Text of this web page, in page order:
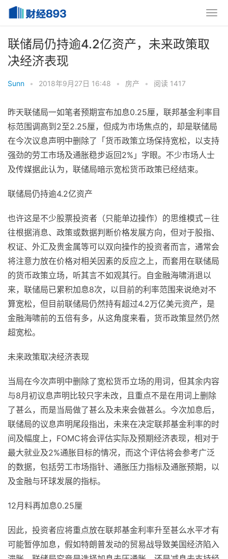
联储局仍持逾4.2亿资产，未来政策取
决经济表现
Sunn • 2018年9月27日 16:48 • 房产 • 阅读 1417
昨天联储局一如笔者预期宣布加息0.25厘，联邦基金利率目
标范围调高到2至2.25厘，但成为市场焦点的，却是联储局
在今次议息声明中删除了「货币政策立场保持宽松，以支持
强劲的劳工市场及通胀稳步返回2%」字眼。不少市场人士
及传媒据此认为，联储局暗示宽松货币政策已经结束。
联储局仍持逾4.2亿资产
也许这是不少股票投资者（只能单边操作）的思维模式－往
往根据消息、政策或数据判断价格发展方向，但对于股指、
权证、外汇及贵金属等可以双向操作的投资者而言，通常会
将注意力放在价格对相关因素的反应之上，而套用在联储局
的货币政策立场，听其言不如观其行。自金融海啸消退以
来，联储局已累积加息8次，以目前的利率范围来说绝对不
算宽松，但目前联储局仍然持有超过4.2万亿美元资产，是
金融海啸前的五倍有多，从这角度来看，货币政策显然仍然
超宽松。
未来政策取决经济表现
当局在今次声明中删除了宽松货币立场的用词，但其余内容
与8月初议息声明比较只字未改，且重点不是在用词上删除
了甚么，而是当局做了甚么及未来会做甚么。今次加息后，
联储局的议息声明尾段指出，未来在决定联邦基金利率的时
间及幅度上，FOMC将会评估实际及预期经济表现，相对于
最大就业及2%通胀目标的情况，而这个评估将会参考广泛
的数据，包括劳工市场指针、通胀压力指标及通胀预期，以
及金融与环球发展的指标。
12月料再加息0.25厘
因此，投资者应将重点放在联邦基金利率升至甚么水平才有
可能暂停加息，假如特朗普发动的贸易战导致美国经济陷入